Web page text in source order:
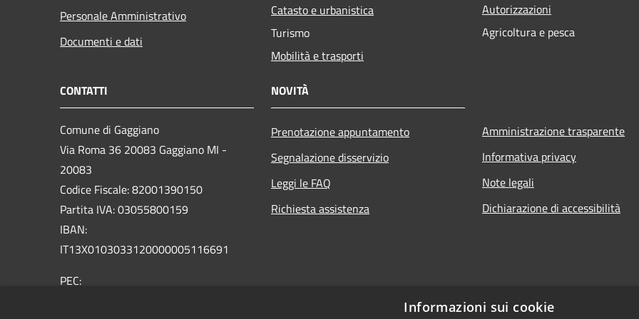
Personale Amministrativo
Documenti e dati
Catasto e urbanistica
Turismo
Mobilità e trasporti
Autorizzazioni
Agricoltura e pesca
CONTATTI
Comune di Gaggiano
Via Roma 36 20083 Gaggiano MI -
20083
Codice Fiscale: 82001390150
Partita IVA: 03055800159
IBAN:
IT13X0103033120000005116691
PEC:
NOVITÀ
Prenotazione appuntamento
Segnalazione disservizio
Leggi le FAQ
Richiesta assistenza
Amministrazione trasparente
Informativa privacy
Note legali
Dichiarazione di accessibilità
Informazioni sui cookie